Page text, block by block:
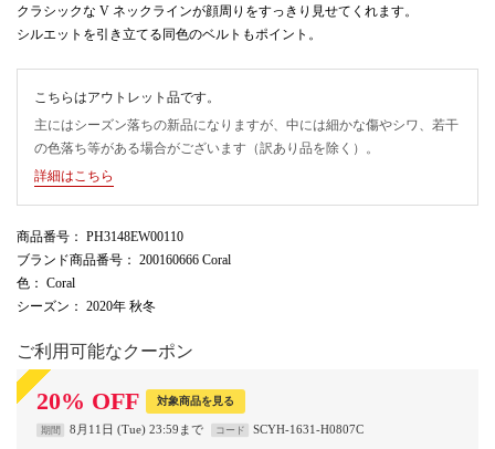
クラシックな V ネックラインが顔周りをすっきり見せてくれます。
シルエットを引き立てる同色のベルトもポイント。
こちらはアウトレット品です。
主にはシーズン落ちの新品になりますが、中には細かな傷やシワ、若干
の色落ち等がある場合がございます（訳あり品を除く）。
詳細はこちら
商品番号 ： PH3148EW00110
ブランド商品番号 ： 200160666 Coral
色 ： Coral
シーズン ： 2020年 秋冬
ご利用可能なクーポン
20% OFF 対象商品を見る
期間 8月11日 (Tue) 23:59まで コード SCYH-1631-H0807C